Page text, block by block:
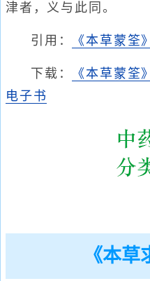
津者，义与此同。
引用： 《本草蒙筌
下载： 《本草蒙筌
电子书
《本